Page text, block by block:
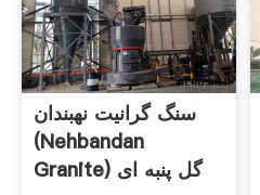
سنگ گرانیت نهبندان
(Nehbandan
Granite) گل پنبه ای